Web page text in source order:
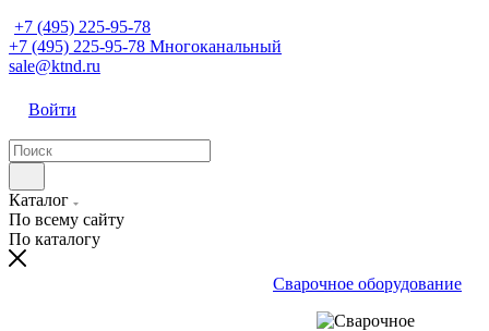
+7 (495) 225-95-78
+7 (495) 225-95-78 Многоканальный
sale@ktnd.ru
Войти
Каталог
По всему сайту
По каталогу
Сварочное оборудование